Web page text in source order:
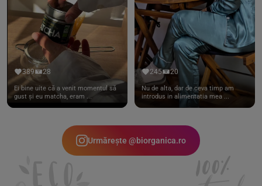
389 28
Ei bine uite că a venit momentul să
gust și eu matcha, eram ...
245 20
Nu de alta, dar de ceva timp am
introdus in alimentatia mea ...
Urmărește @biorganica.ro